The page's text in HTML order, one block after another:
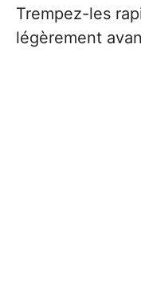
Trempez-les
légèrement